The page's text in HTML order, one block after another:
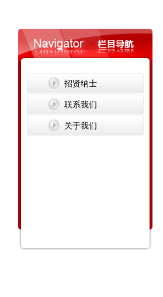
招贤纳士
联系我们
关于我们